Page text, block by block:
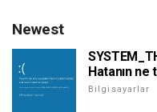
Newest
Hatanın
Bilgisayarlar